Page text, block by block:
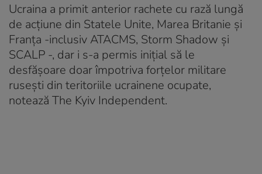
Ucraina a primit anterior rachete cu rază lungă
de acțiune din Statele Unite, Marea Britanie și
Franța -inclusiv ATACMS, Storm Shadow și
SCALP -, dar i s-a permis inițial să le
desfășoare doar împotriva forțelor militare
rusești din teritoriile ucrainene ocupate,
notează The Kyiv Independent.